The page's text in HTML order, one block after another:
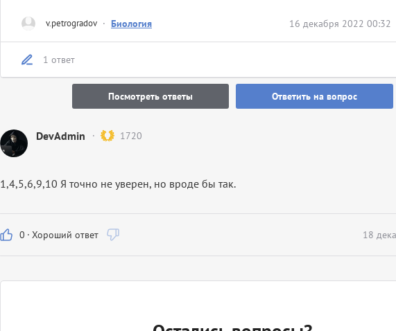
v.petrogradov · Биология 16 декабря 2022 00:32
1 ответ
Посмотреть ответы Ответить на вопрос
DevAdmin 1720
1,4,5,6,9,10 Я точно не уверен, но вроде бы так.
0 · Хороший ответ 18